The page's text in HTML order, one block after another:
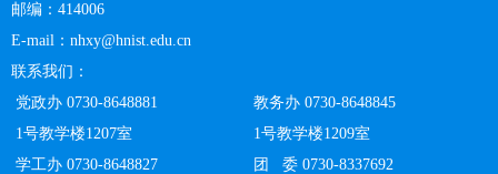
邮编：414006
E-mail：nhxy@hnist.edu.cn
联系我们：
党政办 0730-8648881
1号教学楼1207室
教务办 0730-8648845
1号教学楼1209室
学工办 0730-8648827
团 委 0730-8337692